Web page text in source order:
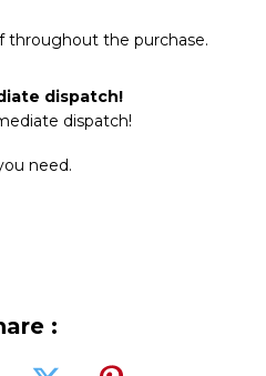
throughout the purchase.
dispatch!
dispatch!
need.
: